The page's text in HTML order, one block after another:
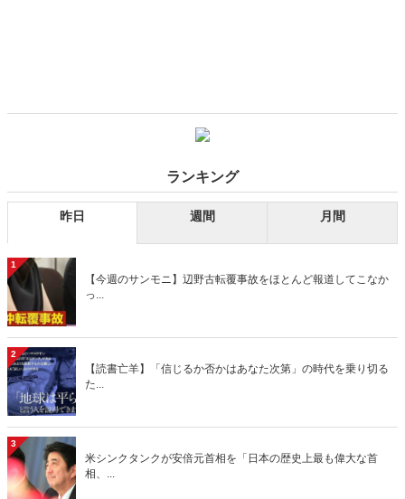
ランキング
昨日 週間 月間
1
【今週のサンモニ】辺野古転覆事故をほとんど報道してこなか
っ...
2
【読書亡羊】「信じるか否かはあなた次第」の時代を乗り切る
た...
3
米シンクタンクが安倍元首相を「日本の歴史上最も偉大な首
相、...